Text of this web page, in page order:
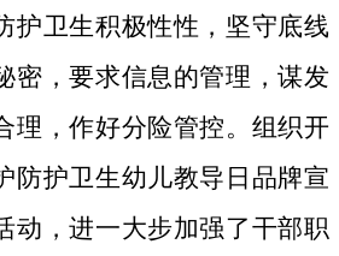
护卫生积极性性，坚守底线
密，要求信息的管理，谋发
理，作好分险管控。组织开
防护卫生幼儿教导日品牌宣
动，进一大步加强了干部职